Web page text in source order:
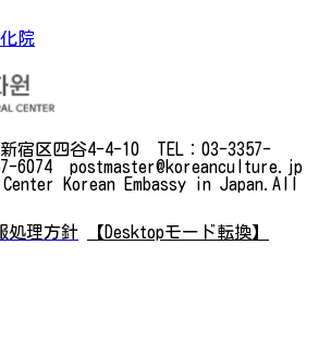
院
宿区四谷4-4-10 TEL：03-3357-
6074 postmaster@koreanculture.jp
Korean Embassy in Japan.All
処理方針
【Desktopモード転換】